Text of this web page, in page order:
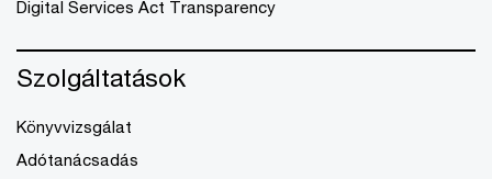
Digital Services Act Transparency
Szolgáltatások
Könyvvizsgálat
Adótanácsadás